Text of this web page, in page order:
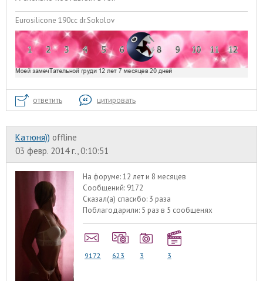
Eurosilicone 190cc dr.Sokolov
ответить цитировать
Катюня)) offline
03 февр. 2014 г., 0:10:51
На форуме:12 лет и 8 месяцев
Сообщений: 9172
Сказал(а) спасибо: 3 раза
Поблагодарили: 5 раз в 5 сообщенях
9172 623 3 3